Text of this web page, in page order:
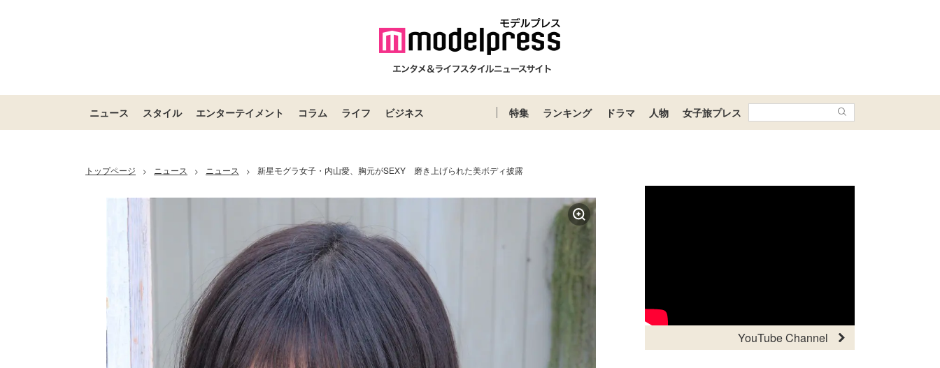
ニュース スタイル エンターテイメント コラム ライフ ビジネス 特集 ランキング ドラマ 人物 女子旅プレス
トップページ > ニュース > ニュース > 新星モグラ女子・内山愛、胸元がSEXY 磨き上げられた美ボディ披露
YouTube Channel